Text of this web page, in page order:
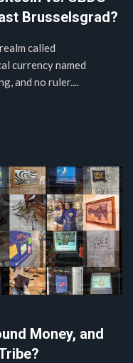
Brusselsgrad?
called
currency named
and no ruler....
Money, and